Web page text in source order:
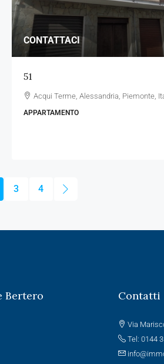
CONTATTACI
51
Acqui Terme, Alessandria, Piemonte,
APPARTAMENTO
3 4
Bertero Contatti
Via
Tel: 0144